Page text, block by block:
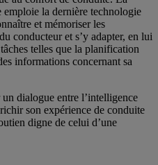
la dernière technologie
et mémoriser les
conducteur et s’y adapter, en lui
telles que la planification
informations concernant sa
dialogue entre l’intelligence
son expérience de conduite
digne de celui d’une